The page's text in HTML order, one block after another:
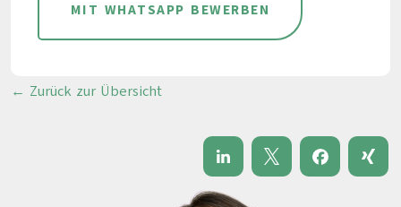
MIT WHATSAPP BEWERBEN
← Zurück zur Übersicht